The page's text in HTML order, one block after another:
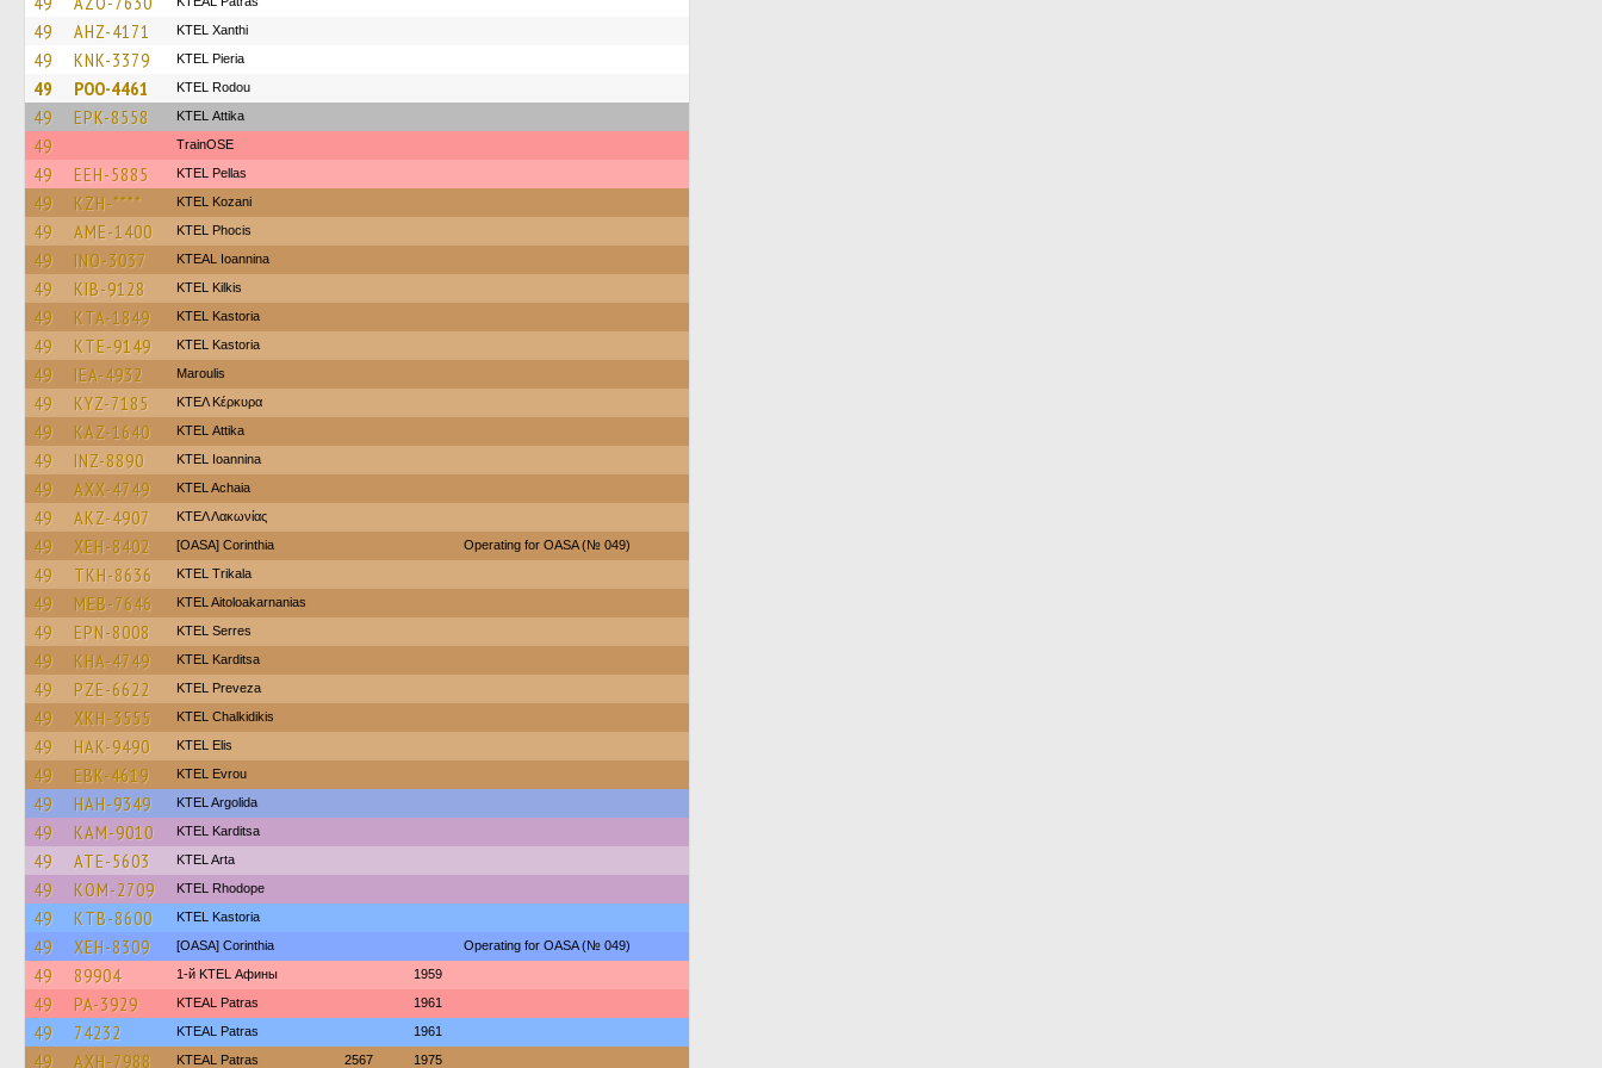
49 AHZ-4171 KTEL Xanthi
49 KNK-3379 KTEL Pieria
49 POO-4461 ΚΤΕL Rodou
49 EPK-8558 KΤΕL Αttika
49 TrainΟSE
49 EEH-5885 KTEL Pellas
49 KZH-**** ΚΤΕL Kozani
49 AME-1400 ΚΤΕL Phocis
49 INO-3037 KTEAL Ioannina
49 KIB-9128 KTEL Kilkis
49 KTA-1849 KTEL Kastoria
49 KTE-9149 KTEL Kastoria
49 IEA-4932 Maroulis
49 KYZ-7185 ΚΤΕΛ Κέρκυρα
49 KAZ-1640 KΤΕL Αttika
49 INZ-8890 KTEL Ioannina
49 AXX-4749 KTEL Achaia
49 AKZ-4907 ΚΤΕΛ Λακωνίας
49 XEH-8402 [OASA] Corinthia Operating for OASA (№ 049)
49 TKH-8636 ΚΤΕL Τrikala
49 MEB-7646 KTEL Aitoloakarnanias
49 EPN-8008 KTEL Serres
49 KHA-4749 ΚΤΕL Karditsa
49 PZE-6622 KTEL Preveza
49 XKH-3555 ΚΤΕL Chalkidikis
49 HAK-9490 KTEL Elis
49 EBK-4619 KTEL Evrou
49 HAH-9349 KTEL Argolida
49 KAM-9010 ΚΤΕL Karditsa
49 ATE-5603 KTEL Arta
49 KOM-2709 KTEL Rhodope
49 KTB-8600 KTEL Kastoria
49 XEH-8309 [OASA] Corinthia Operating for OASA (№ 049)
49 89904 1-й KTEL Афины 1959
49 PA-3929 KTEAL Patras 1961
49 74232 KTEAL Patras 1961
49 AXH-7988 KTEAL Patras 2567 1975